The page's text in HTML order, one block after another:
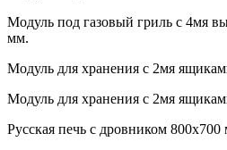
Модуль под газовый гриль с 4мя
мм.
Модуль для хранения с 2мя
Модуль для хранения с 2мя
Русская печь с дровником 800х700